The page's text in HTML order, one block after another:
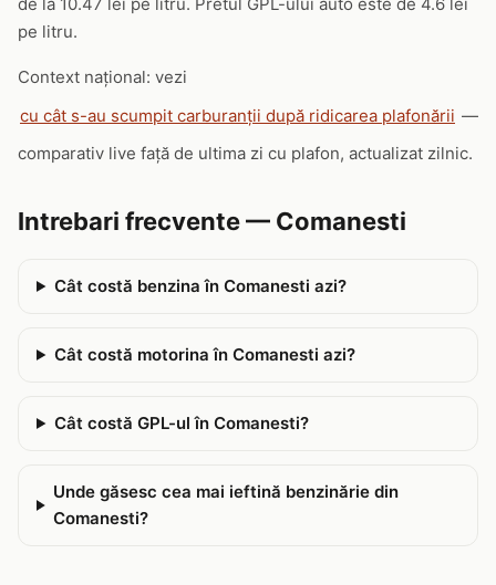
pe litru.
Context național: vezi
cu cât s-au scumpit carburanții după ridicarea plafonării —
comparativ live față de ultima zi cu plafon, actualizat zilnic.
Intrebari frecvente — Comanesti
Cât costă benzina în Comanesti azi?
Cât costă motorina în Comanesti azi?
Cât costă GPL-ul în Comanesti?
Unde găsesc cea mai ieftină benzinărie din
Comanesti?